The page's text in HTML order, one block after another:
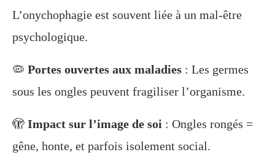
L’onychophagie est souvent liée à un mal-être
psychologique.
🦠 Portes ouvertes aux maladies : Les germes
sous les ongles peuvent fragiliser l’organisme.
🫣 Impact sur l’image de soi : Ongles rongés =
gêne, honte, et parfois isolement social.